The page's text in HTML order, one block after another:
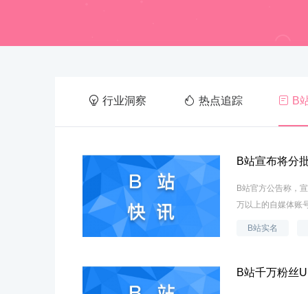
行业洞察 热点追踪 B
B站宣布将分
B站官方公告称，
万以上的自媒体账
B站实名
B站千万粉丝